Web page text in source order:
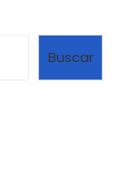
Buscar